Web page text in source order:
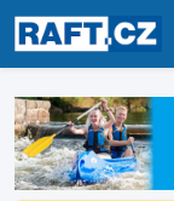
Registrace